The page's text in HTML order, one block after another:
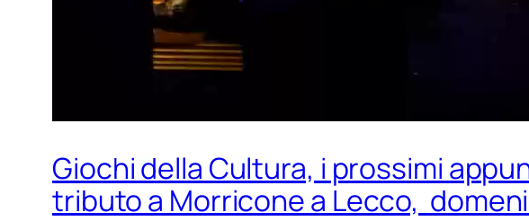
Giochi della Cultura, i prossimi
tributo a Morricone a Lecco,